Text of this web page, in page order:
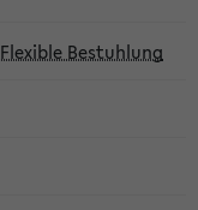
Bestuhlung